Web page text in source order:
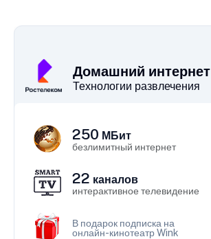
Домашний интернет
Технологии развлечения
250 МБит
безлимитный интернет
22 каналов
интерактивное телевидение
В подарок подписка на
онлайн-кинотеатр Wink